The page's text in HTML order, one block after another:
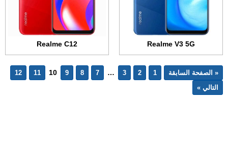
Realme V3 5G
Realme C12
« الصفحة السابقة 1
2
3
…
7
8
9
10
11
12
التالي »